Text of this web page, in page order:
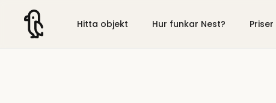
Hitta objekt Hur funkar Nest? Priser